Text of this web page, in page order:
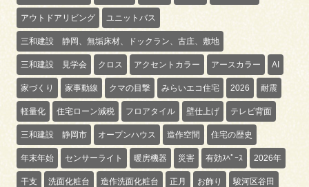
アウトドアリビング ユニットバス
三和建設 静岡、無垢床材、ドックラン、古庄、敷地
三和建設 見学会 クロス アクセントカラー アースカラー AI
家づくり 家事動線 クマの目撃 みらいエコ住宅 2026 耐震
軽量化 住宅ローン減税 フロアタイル 壁仕上げ テレビ背面
三和建設 静岡市 オープンハウス 造作空間 住宅の歴史
年末年始 センサーライト 暖房機器 災害 有効ｽﾍﾟｰｽ 2026年
干支 洗面化粧台 造作洗面化粧台 正月 お飾り 駿河区谷田